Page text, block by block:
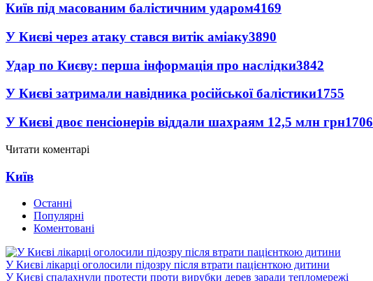
Київ під масованим балістичним ударом4169
У Києві через атаку стався витік аміаку3890
Удар по Києву: перша інформація про наслідки3842
У Києві затримали навідника російської балістики1755
У Києві двоє пенсіонерів віддали шахраям 12,5 млн грн1706
Читати коментарі
Київ
Останні
Популярні
Коментовані
У Києві лікарці оголосили підозру після втрати пацієнткою дитини
У Києві спалахнули протести проти вирубки дерев заради тепломережі